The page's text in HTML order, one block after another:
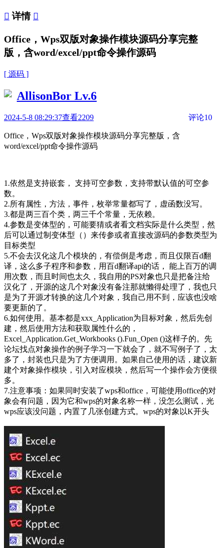
 详情 
Office，Wps双版对象操作模块源码分享完整
版，含word/excel/ppt命令操作源码
[ 源码 ]
AllisonBor Lv.6
2024-5-8 08:29:37查看2209 评论10
Office，Wps双版对象操作模块源码分享完整版，含
word/excel/ppt命令操作源码
1.依然是支持嵌套， 支持可空参数，支持带默认值的可空参
数。
2.所有属性，方法，事件，枚举常量都写了，虚函数没写。
3.都是两三百个类，两三千个常量，无依赖。
4.参数是变体型的，可能要猜或者看文档实际是什么类型，然
后可以通过制变体型（）来传参或者直接改源码的参数类型为
目标类型
5.不会去汉化这几个模块的，有偿倒是考虑，而且仅限百d翻
译，这么多子程序和参数，用百d翻译api的话， 能上百万的调
用次数，而且时间也太久，我自用的PS对象也只是把备注给
汉化了，开源的这几个对象没有备注那就懒得处理了，我也只
是为了开源才转换的这几个对象，我自己用不到，应该也没啥
要更新的了。
6.如何使用。基本都是xxx_Application为目标对象，然后先创
建，然后使用方法和获取属性什么的，
Excel_Application.Get_Workbooks ().Fun_Open ()这样子的。先
论坛找点对象操作的例子学习一下就会了，就不写例子了，太
多了，封装也只是为了方便调用。如果自己使用的话，建议新
建个对象操作模块，引入对应模块，然后写一个操作会方便很
多。
7.注意事项：如果同时安装了wps和office，可能使用office的对
象会有问题，因为它和wps的对象名称一样，没怎么测试，光
wps应该没问题，内置了几张创建方式。wps的对象以K开头